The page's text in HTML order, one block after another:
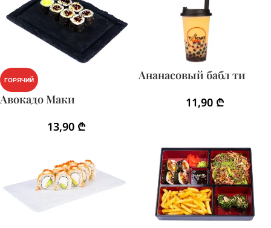
ГОРЯЧИЙ
Авокадо Маки
13,90 ₾
Ананасовый бабл ти
11,90 ₾